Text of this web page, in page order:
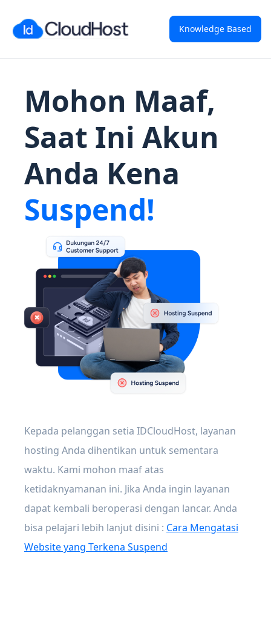
Knowledge Based
Mohon Maaf,
Saat Ini Akun
Anda Kena
Suspend!
Kepada pelanggan setia IDCloudHost, layanan
hosting Anda dihentikan untuk sementara
waktu. Kami mohon maaf atas
ketidaknyamanan ini. Jika Anda ingin layanan
dapat kembali beroperasi dengan lancar. Anda
bisa pelajari lebih lanjut disini : Cara Mengatasi
Website yang Terkena Suspend